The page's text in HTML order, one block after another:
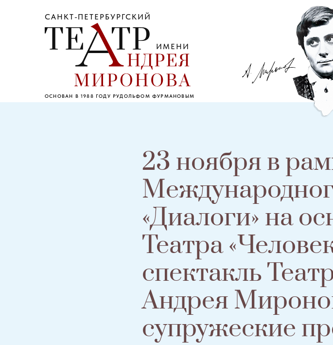
САНКТ-ПЕТЕРБУРГСКИЙ
ИМЕНИ
ОСНОВАН В 1988 ГОДУ РУДОЛЬФОМ ФУРМАНОВЫМ
23 ноября в
«Диалоги» на
Театра
спектакль
Андрея
супружеские